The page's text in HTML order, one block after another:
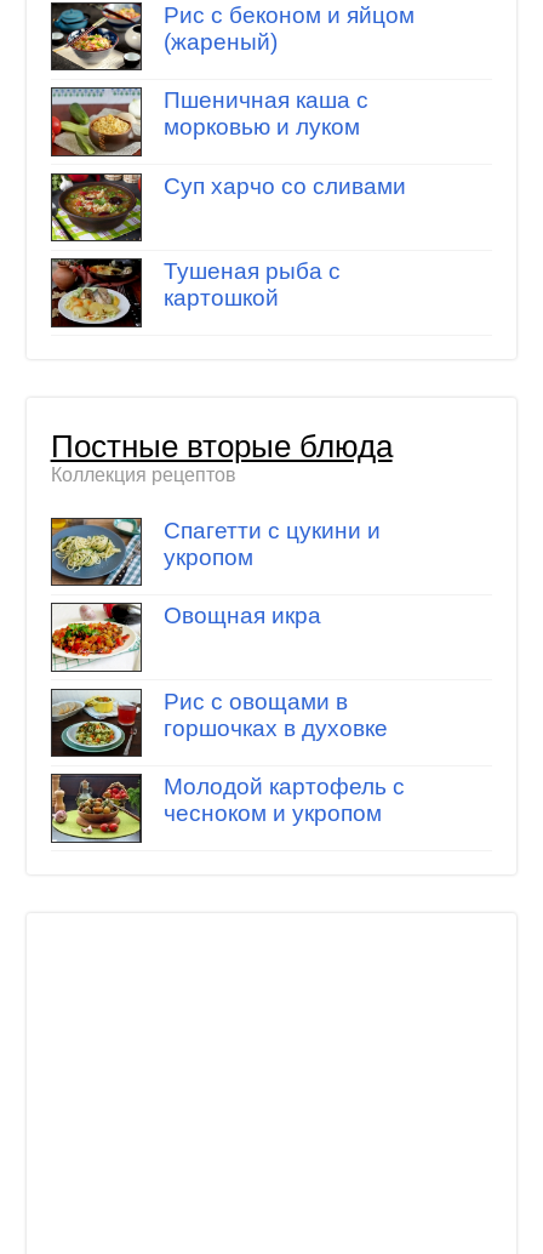
Рис с беконом и яйцом
(жареный)
Пшеничная каша с
морковью и луком
Суп харчо со сливами
Тушеная рыба с
картошкой
Постные вторые блюда
Коллекция рецептов
Спагетти с цукини и
укропом
Овощная икра
Рис с овощами в
горшочках в духовке
Молодой картофель с
чесноком и укропом